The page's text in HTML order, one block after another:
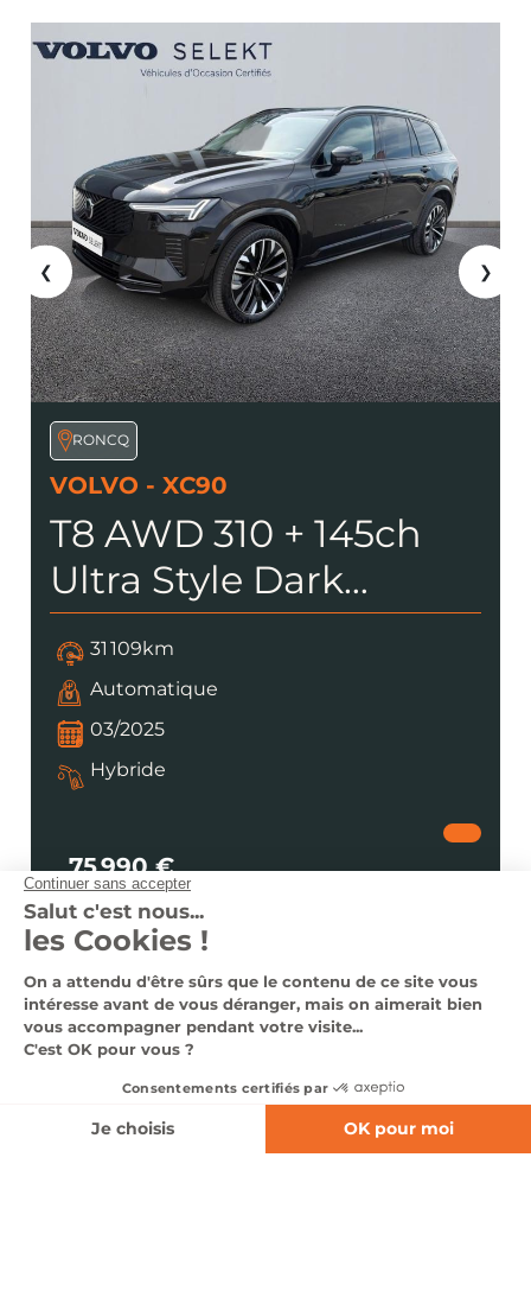
Nous contacter
0366140323
❮
RONCQ
VOLVO - XC90
T8 AWD 310 + 145ch
Ultra Style Dark
Geartronic
31 109km
Automatique
03/2025
Hybride
75 990 €
dès 1017 €
❯